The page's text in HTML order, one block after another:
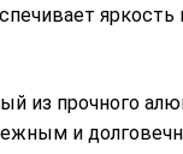
из прочного
и